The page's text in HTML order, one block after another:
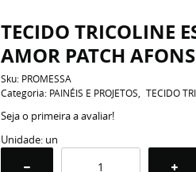
TECIDO TRICOLINE
AMOR PATCH
Sku: PROMESSA
Categoria: PAINÉIS E PROJETOS TECIDO
Seja o primeira a avaliar!
Unidade: un